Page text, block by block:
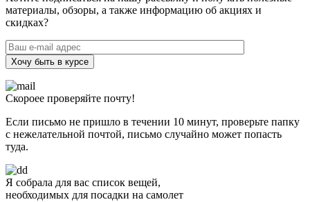
материалы, обзоры, а также информацию об акциях и
скидках?
Хочу быть в курсе
Скороее проверяйте почту!
Если письмо не пришло в течении 10 минут, проверьте папку
с нежелательной почтой, письмо случайно может попасть
туда.
Я собрала для вас список вещей,
необходимых для посадки на самолет